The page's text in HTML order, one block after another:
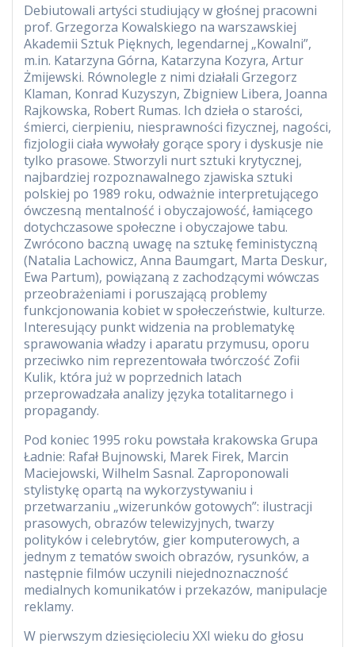
Debiutowali artyści studiujący w głośnej pracowni
prof. Grzegorza Kowalskiego na warszawskiej
Akademii Sztuk Pięknych, legendarnej „Kowalni”,
m.in. Katarzyna Górna, Katarzyna Kozyra, Artur
Żmijewski. Równolegle z nimi działali Grzegorz
Klaman, Konrad Kuzyszyn, Zbigniew Libera, Joanna
Rajkowska, Robert Rumas. Ich dzieła o starości,
śmierci, cierpieniu, niesprawności fizycznej, nagości,
fizjologii ciała wywołały gorące spory i dyskusje nie
tylko prasowe. Stworzyli nurt sztuki krytycznej,
najbardziej rozpoznawalnego zjawiska sztuki
polskiej po 1989 roku, odważnie interpretującego
ówczesną mentalność i obyczajowość, łamiącego
dotychczasowe społeczne i obyczajowe tabu.
Zwrócono baczną uwagę na sztukę feministyczną
(Natalia Lachowicz, Anna Baumgart, Marta Deskur,
Ewa Partum), powiązaną z zachodzącymi wówczas
przeobrażeniami i poruszającą problemy
funkcjonowania kobiet w społeczeństwie, kulturze.
Interesujący punkt widzenia na problematykę
sprawowania władzy i aparatu przymusu, oporu
przeciwko nim reprezentowała twórczość Zofii
Kulik, która już w poprzednich latach
przeprowadzała analizy języka totalitarnego i
propagandy.
Pod koniec 1995 roku powstała krakowska Grupa
Ładnie: Rafał Bujnowski, Marek Firek, Marcin
Maciejowski, Wilhelm Sasnal. Zaproponowali
stylistykę opartą na wykorzystywaniu i
przetwarzaniu „wizerunków gotowych”: ilustracji
prasowych, obrazów telewizyjnych, twarzy
polityków i celebrytów, gier komputerowych, a
jednym z tematów swoich obrazów, rysunków, a
następnie filmów uczynili niejednoznaczność
medialnych komunikatów i przekazów, manipulacje
reklamy.
W pierwszym dziesięcioleciu XXI wieku do głosu